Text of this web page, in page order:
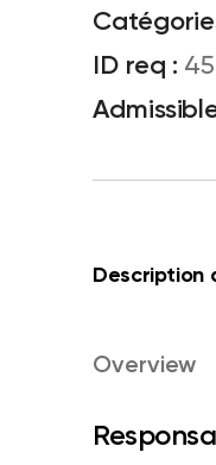
Description
Overview